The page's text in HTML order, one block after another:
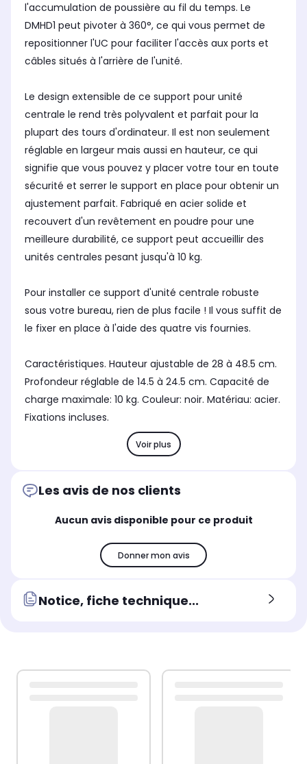
l'accumulation de poussière au fil du temps. Le
DMHD1 peut pivoter à 360°, ce qui vous permet de
repositionner l'UC pour faciliter l'accès aux ports et
câbles situés à l'arrière de l'unité.
Le design extensible de ce support pour unité
centrale le rend très polyvalent et parfait pour la
plupart des tours d'ordinateur. Il est non seulement
réglable en largeur mais aussi en hauteur, ce qui
signifie que vous pouvez y placer votre tour en toute
sécurité et serrer le support en place pour obtenir un
ajustement parfait. Fabriqué en acier solide et
recouvert d'un revêtement en poudre pour une
meilleure durabilité, ce support peut accueillir des
unités centrales pesant jusqu'à 10 kg.
Pour installer ce support d'unité centrale robuste
sous votre bureau, rien de plus facile ! Il vous suffit de
le fixer en place à l'aide des quatre vis fournies.
Caractéristiques. Hauteur ajustable de 28 à 48.5 cm.
Profondeur réglable de 14.5 à 24.5 cm. Capacité de
charge maximale: 10 kg. Couleur: noir. Matériau: acier.
Fixations incluses.
Voir plus
Les avis de nos clients
Aucun avis disponible pour ce produit
Donner mon avis
Notice, fiche technique...